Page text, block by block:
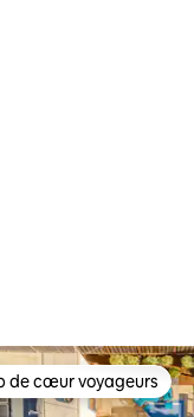
de cœur voyageurs
de cœur voyageurs